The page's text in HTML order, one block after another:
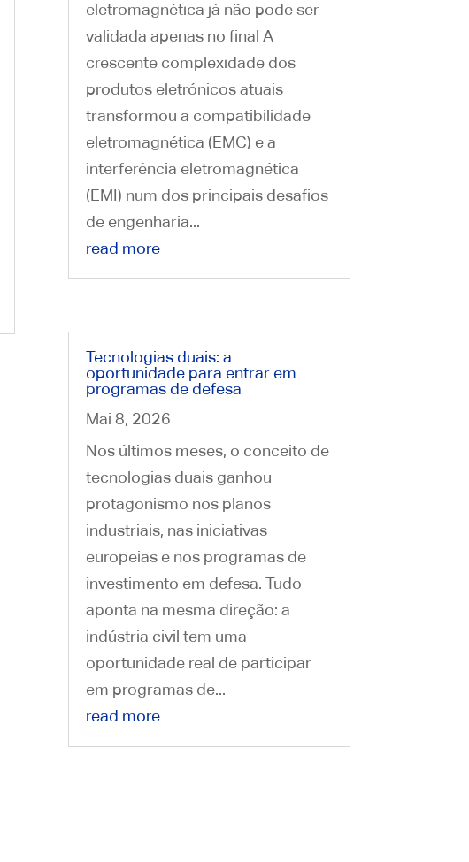
eletromagnética já não pode ser
validada apenas no final A
crescente complexidade dos
produtos eletrónicos atuais
transformou a compatibilidade
eletromagnética (EMC) e a
interferência eletromagnética
(EMI) num dos principais desafios
de engenharia...
read more
Tecnologias duais: a
oportunidade para entrar em
programas de defesa
Mai 8, 2026
Nos últimos meses, o conceito de
tecnologias duais ganhou
protagonismo nos planos
industriais, nas iniciativas
europeias e nos programas de
investimento em defesa. Tudo
aponta na mesma direção: a
indústria civil tem uma
oportunidade real de participar
em programas de...
read more